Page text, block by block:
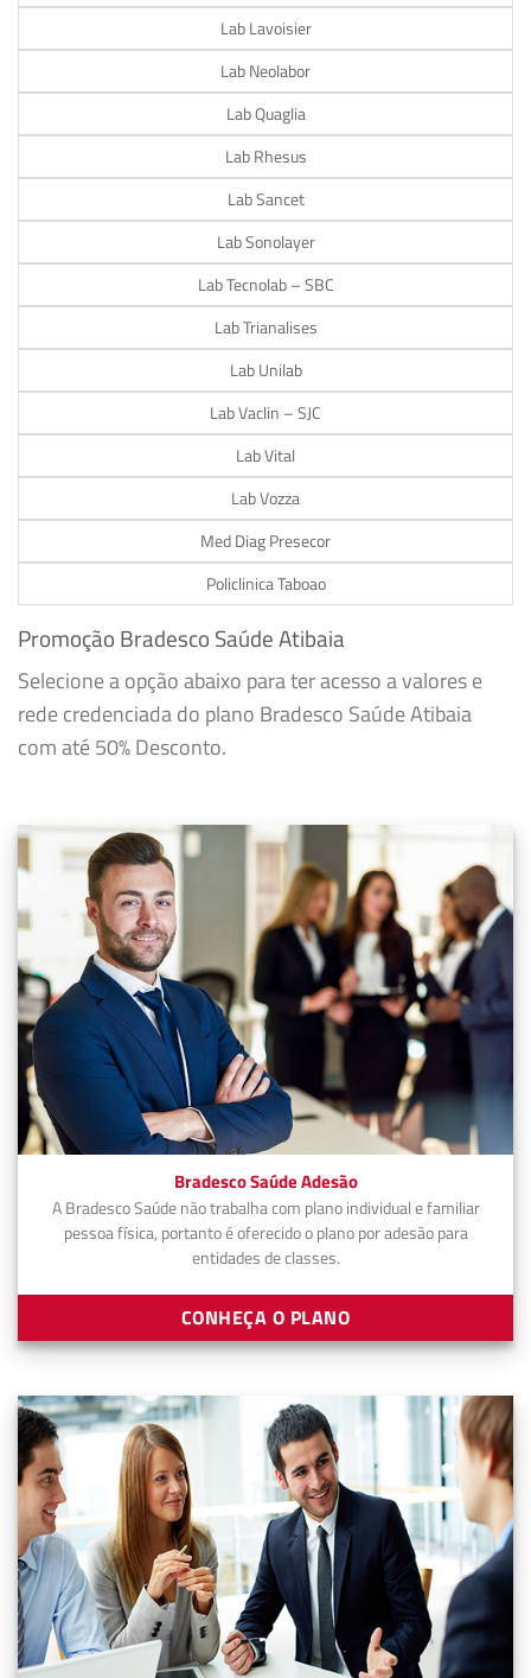
Lab Lavoisier
Lab Neolabor
Lab Quaglia
Lab Rhesus
Lab Sancet
Lab Sonolayer
Lab Tecnolab – SBC
Lab Trianalises
Lab Unilab
Lab Vaclin – SJC
Lab Vital
Lab Vozza
Med Diag Presecor
Policlinica Taboao
Promoção Bradesco Saúde Atibaia
Selecione a opção abaixo para ter acesso a valores e
rede credenciada do plano Bradesco Saúde Atibaia
com até 50% Desconto.
Bradesco Saúde Adesão
A Bradesco Saúde não trabalha com plano individual e familiar
pessoa física, portanto é oferecido o plano por adesão para
entidades de classes.
CONHEÇA O PLANO